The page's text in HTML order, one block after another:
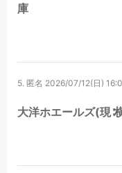
庫
5. 匿名 2026/07/12(日)
大洋ホエールズ(現∶